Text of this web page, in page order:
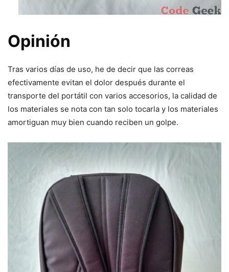
Opinión
Tras varios días de uso, he de decir que las correas
efectivamente evitan el dolor después durante el
transporte del portátil con varios accesorios, la calidad de
los materiales se nota con tan solo tocarla y los materiales
amortiguan muy bien cuando reciben un golpe.